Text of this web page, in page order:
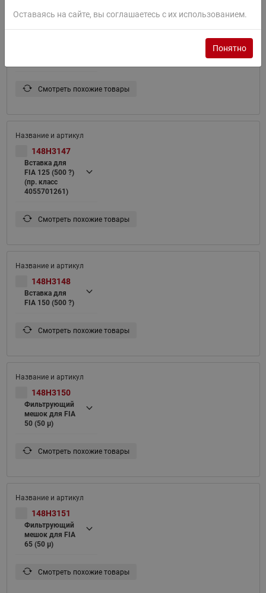
Смотреть похожие товары
148H3147
Вставка для
FIA 125 (500 ?)
(пр. класс
4055701261)
Смотреть похожие товары
148H3148
Вставка для
FIA 150 (500 ?)
Смотреть похожие товары
148H3150
Фильтрующий
мешок для FIA
50 (50 μ)
Смотреть похожие товары
148H3151
Фильтрующий
мешок для FIA
65 (50 μ)
Смотреть похожие товары
Оставаясь на сайте, вы соглашаетесь с их использованием.
Понятно